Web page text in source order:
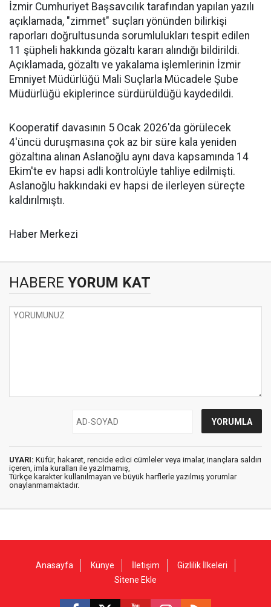
İzmir Cumhuriyet Başsavcılık tarafından yapılan yazılı
açıklamada, "zimmet" suçları yönünden bilirkişi
raporları doğrultusunda sorumlulukları tespit edilen
11 şüpheli hakkında gözaltı kararı alındığı bildirildi.
Açıklamada, gözaltı ve yakalama işlemlerinin İzmir
Emniyet Müdürlüğü Mali Suçlarla Mücadele Şube
Müdürlüğü ekiplerince sürdürüldüğü kaydedildi.
Kooperatif davasının 5 Ocak 2026'da görülecek
4'üncü duruşmasına çok az bir süre kala yeniden
gözaltına alınan Aslanoğlu aynı dava kapsamında 14
Ekim'te ev hapsi adli kontrolüyle tahliye edilmişti.
Aslanoğlu hakkındaki ev hapsi de ilerleyen süreçte
kaldırılmıştı.
Haber Merkezi
HABERE YORUM KAT
UYARI: Küfür, hakaret, rencide edici cümleler veya imalar, inançlara saldırı
içeren, imla kuralları ile yazılmamış,
Türkçe karakter kullanılmayan ve büyük harflerle yazılmış yorumlar
onaylanmamaktadır.
Anasayfa Künye İletişim
Gizlilik İlkeleri
Sitene Ekle